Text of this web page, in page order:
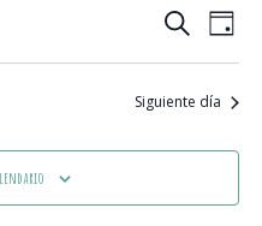
de
y
vistas
Buscar
de
de
Día
Siguiente día